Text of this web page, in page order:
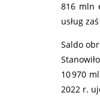
816 mln
usług
Saldo
10 970
2022 r.